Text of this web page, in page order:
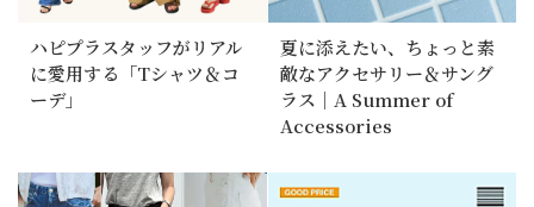
ハピプラスタッフがリアル
に愛用する「Tシャツ＆コ
ーデ」
夏に添えたい、ちょっと素
敵なアクセサリー＆サング
ラス｜A Summer of
Accessories